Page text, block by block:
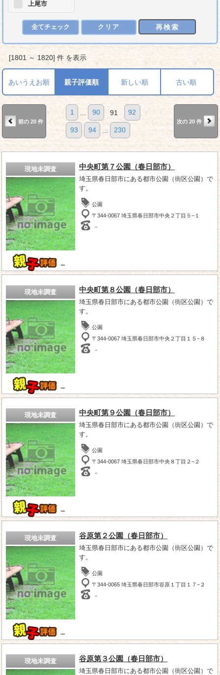
上尾市
全てチェック クリア 再検索
[1801 ～ 1820] 件 を表示
あいうえお順 親子評価順 新しい順 古い順
前の 20 件
1 90 91 92
93 94 ... 230
次の 20 件
現地未調査
－
中央町第７公園（春日部市）
埼玉県春日部市にある都市公園（街区公園）で
す。
公園
〒344-0067 埼玉県春日部市中央２丁目５−１
－
現地未調査
－
中央町第８公園（春日部市）
埼玉県春日部市にある都市公園（街区公園）で
す。
公園
〒344-0067 埼玉県春日部市中央２丁目１５−８
－
現地未調査
－
中央町第９公園（春日部市）
埼玉県春日部市にある都市公園（街区公園）で
す。
公園
〒344-0067 埼玉県春日部市中央８丁目２−２
－
現地未調査
－
谷原第２公園（春日部市）
埼玉県春日部市にある都市公園（街区公園）で
す。
公園
〒344-0065 埼玉県春日部市谷原１丁目１７−２
－
現地未調査 谷原第３公園（春日部市）
埼玉県春日部市にある都市公園（街区公園）で